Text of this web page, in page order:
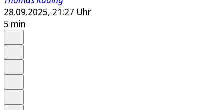
28.09.2025, 21:27 Uhr
5 min